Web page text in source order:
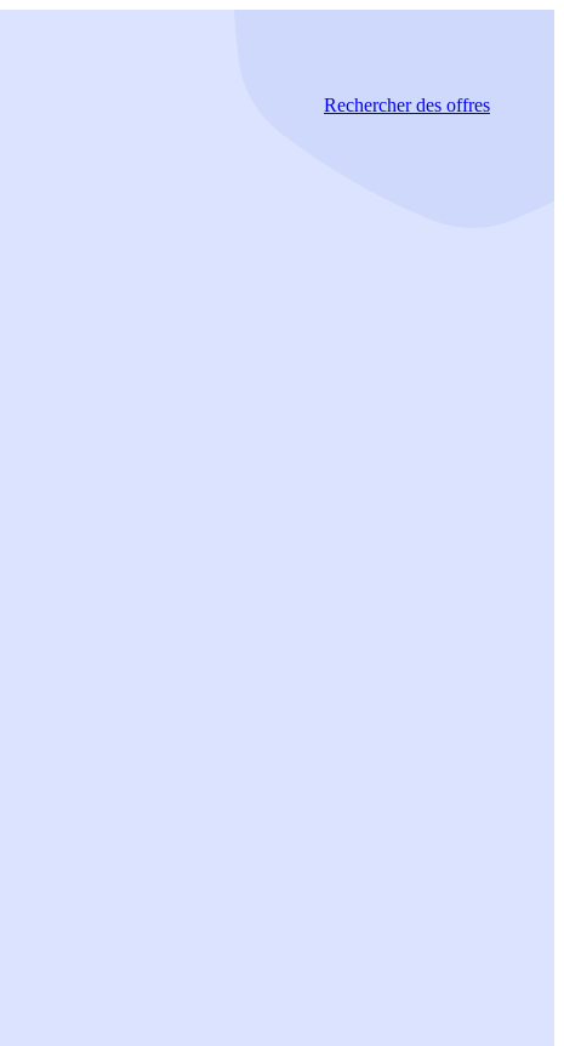
Rechercherdes offres